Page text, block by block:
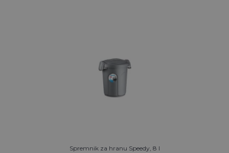
Spremnik za hranu Speedy, 8 l